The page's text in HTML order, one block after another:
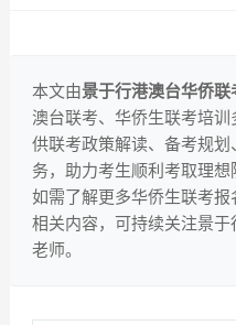
本文由景于行港澳台华侨联
澳台联考、华侨生联考培
供联考政策解读、备考规
务，助力考生顺利考取理想
如需了解更多华侨生联考
相关内容，可持续关注景
老师。